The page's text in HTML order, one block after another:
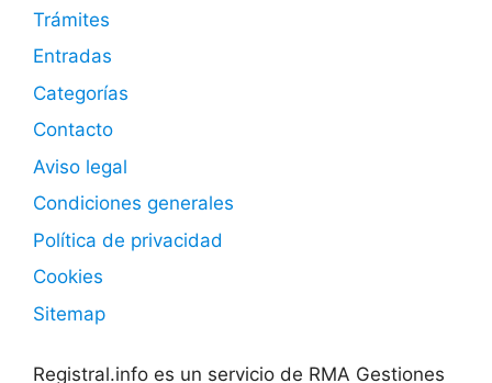
Trámites
Entradas
Categorías
Contacto
Aviso legal
Condiciones generales
Política de privacidad
Cookies
Sitemap
Registral.info es un servicio de RMA Gestiones